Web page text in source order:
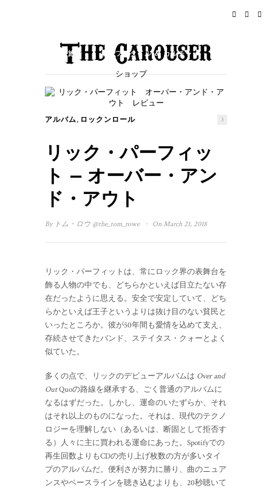
旅行 ライフスタイル & カルチャー
ショップ
アルバム, ロックンロール 3
リック・パーフィッ
ト – オーバー・アン
ド・アウト
By トム・ロウ @the_tom_rowe · On March 21, 2018
リック・パーフィットは、常にロック界の表舞台を
飾る人物の中でも、どちらかといえば目立たない存
在だったように思える。安全で安定していて、どち
らかといえば王子というよりは抜け目のない貧民と
いったところか。彼が50年間も愛情を込めて支え、
存続させてきたバンド、ステイタス・クォーとよく
似ていた。
多くの点で、リックのデビューアルバムは Over and
OutQuoの路線を継承する、ごく普通のアルバムに
なるはずだった。しかし、運命のいたずらか、それ
はそれ以上のものになった。それは、現代のテクノ
ロジーを理解しない（あるいは、断固として拒否す
る）人々に主に買われる運命にあった。Spotifyでの
再生回数よりもCDの売り上げ枚数の方が多いタイ
プのアルバムだ。便利さが努力に勝り、曲のニュア
ンスやベースラインを聴き込むよりも、20秒聴いて